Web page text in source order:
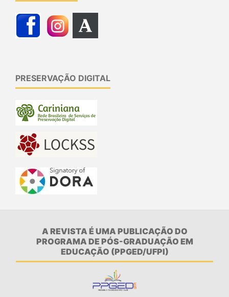
PRESERVAÇÃO DIGITAL
A REVISTA É UMA PUBLICAÇÃO DO
PROGRAMA DE PÓS-GRADUAÇÃO EM
EDUCAÇÃO (PPGED/UFPI)